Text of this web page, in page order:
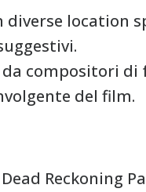
diverse location
compositori
del film.
Reckoning